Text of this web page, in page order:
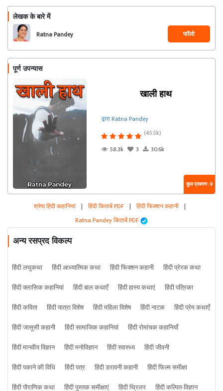
लेखक के बारे में
Ratna Pandey फॉलो
पूर्ण उपन्यास
खाली हाथ
द्वारा Ratna Pandey
(45.5k)
58.3k
3 30.6k
कुल प्रकरण : 9
श्रेष्ठ हिंदी कहानियां | हिंदी किताबें PDF | हिंदी फिक्शन कहानी |
Ratna Pandey किताबें PDF
अन्य रसप्रद विकल्प
हिंदी लघुकथा हिंदी आध्यात्मिक कथा हिंदी फिक्शन कहानी
हिंदी प्रेरक कथा
हिंदी क्लासिक कहानियां
हिंदी बाल कथाएँ हिंदी हास्य कथाएं
हिंदी पत्रिका
हिंदी कविता
हिंदी यात्रा विशेष हिंदी महिला विशेष हिंदी नाटक
हिंदी प्रेम कथाएँ
हिंदी जासूसी कहानी
हिंदी सामाजिक कहानियां
हिंदी रोमांचक कहानियाँ
हिंदी मानवीय विज्ञान
हिंदी मनोविज्ञान हिंदी स्वास्थ्य
हिंदी जीवनी
हिंदी पकाने की विधि
हिंदी पत्र हिंदी डरावनी कहानी
हिंदी फिल्म समीक्षा
हिंदी पौराणिक कथा
हिंदी पुस्तक समीक्षाएं हिंदी थ्रिलर हिंदी कल्पित-विज्ञान